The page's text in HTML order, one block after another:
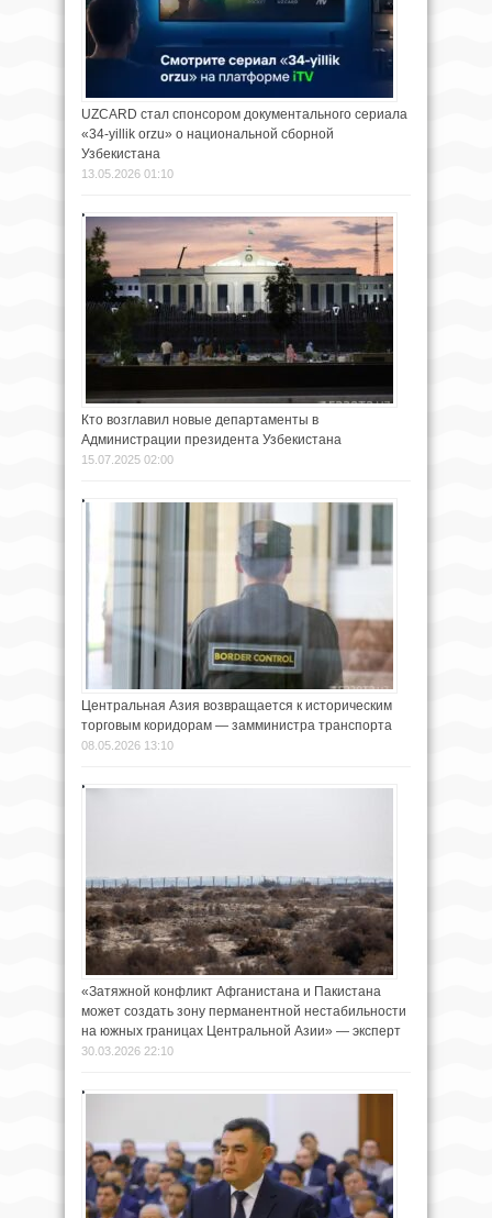
UZCARD стал спонсором документального сериала
«34-yillik orzu» о национальной сборной
Узбекистана
13.05.2026 01:10
Кто возглавил новые департаменты в
Администрации президента Узбекистана
15.07.2025 02:00
Центральная Азия возвращается к историческим
торговым коридорам — замминистра транспорта
08.05.2026 13:10
«Затяжной конфликт Афганистана и Пакистана
может создать зону перманентной нестабильности
на южных границах Центральной Азии» — эксперт
30.03.2026 22:10